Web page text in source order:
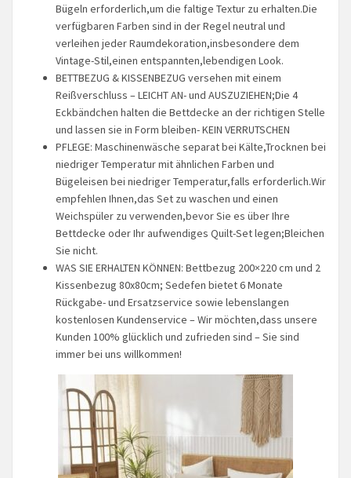
Bügeln erforderlich,um die faltige Textur zu erhalten.Die
verfügbaren Farben sind in der Regel neutral und
verleihen jeder Raumdekoration,insbesondere dem
Vintage-Stil,einen entspannten,lebendigen Look.
BETTBEZUG & KISSENBEZUG versehen mit einem
Reißverschluss – LEICHT AN- und AUSZUZIEHEN;Die 4
Eckbändchen halten die Bettdecke an der richtigen Stelle
und lassen sie in Form bleiben- KEIN VERRUTSCHEN
PFLEGE: Maschinenwäsche separat bei Kälte,Trocknen bei
niedriger Temperatur mit ähnlichen Farben und
Bügeleisen bei niedriger Temperatur,falls erforderlich.Wir
empfehlen Ihnen,das Set zu waschen und einen
Weichspüler zu verwenden,bevor Sie es über Ihre
Bettdecke oder Ihr aufwendiges Quilt-Set legen;Bleichen
Sie nicht.
WAS SIE ERHALTEN KÖNNEN: Bettbezug 200×220 cm und 2
Kissenbezug 80x80cm; Sedefen bietet 6 Monate
Rückgabe- und Ersatzservice sowie lebenslangen
kostenlosen Kundenservice – Wir möchten,dass unsere
Kunden 100% glücklich und zufrieden sind – Sie sind
immer bei uns willkommen!